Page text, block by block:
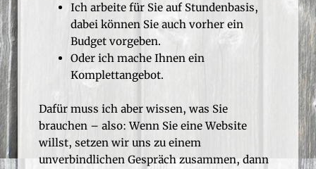
Ich arbeite für Sie auf Stundenbasis,
dabei können Sie auch vorher ein
Budget vorgeben.
Oder ich mache Ihnen ein
Komplettangebot.
Dafür muss ich aber wissen, was Sie
brauchen – also: Wenn Sie eine Website
willst, setzen wir uns zu einem
unverbindlichen Gespräch zusammen, dann